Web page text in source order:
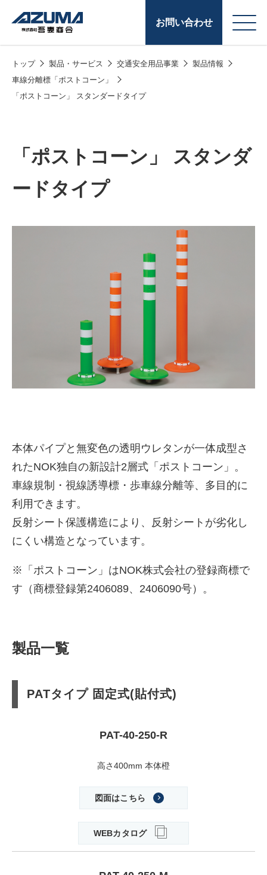
お問い合わせ
内
LPG販売
トップ 製品・サービス 交通安全用品事業
製品情報
車線分離標「ポストコーン」
「ポストコーン」 スタンダードタイプ
「ポストコーン」 スタンダ
ードタイプ
本体パイプと無変色の透明ウレタンが一体成型さ
れたNOK独自の新設計2層式「ポストコーン」。
車線規制・視線誘導標・歩車線分離等、多目的に
利用できます。
反射シート保護構造により、反射シートが劣化し
にくい構造となっています。
※「ポストコーン」はNOK株式会社の登録商標で
す（商標登録第2406089、2406090号）。
製品一覧
PATタイプ 固定式(貼付式)
PAT-40-250-R
高さ400mm 本体橙
図面はこちら
WEBカタログ